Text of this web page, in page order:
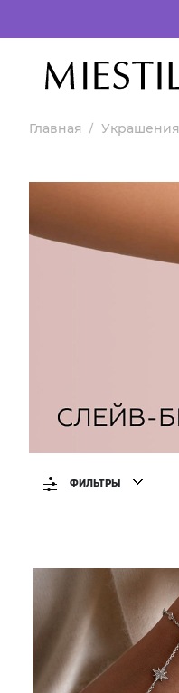
Главная Украшения
ФИЛЬТРЫ